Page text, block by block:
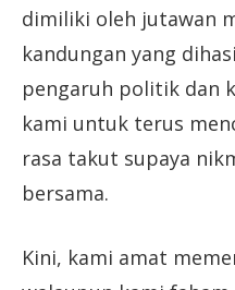
dimiliki oleh jutawan
kandungan yang
pengaruh politik dan
kami untuk terus
rasa takut supaya
bersama.
Kini, kami amat